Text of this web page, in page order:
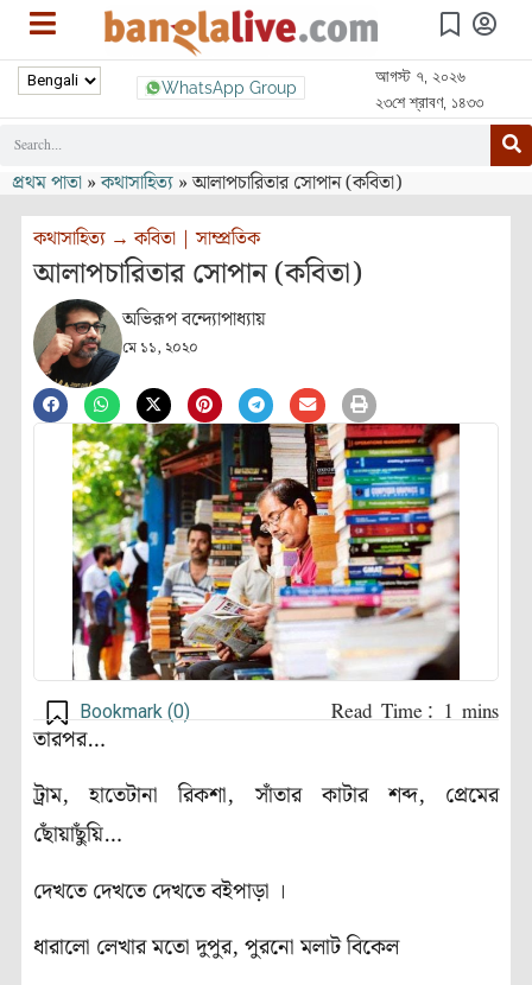
WhatsApp Group
আগস্ট ৭, ২০২৬
২৩শে শ্রাবণ, ১৪৩৩
প্রথম পাতা »কথাসাহিত্য »আলাপচারিতার সোপান (কবিতা)
কথাসাহিত্য →কবিতা |সাম্প্রতিক
আলাপচারিতার সোপান (কবিতা)
অভিরূপ বন্দ্যোপাধ্যায়
মে ১১, ২০২০
Bookmark (0)
তারপর…
ট্রাম, হাতেটানা রিকশা, সাঁতার কাটার শব্দ, প্রেমের
ছোঁয়াছুঁয়ি…
দেখতে দেখতে দেখতে বইপাড়া ।
ধারালো লেখার মতো দুপুর, পুরনো মলাট বিকেল